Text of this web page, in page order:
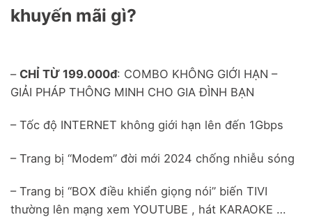
khuyến mãi gì?
– CHỈ TỪ 199.000đ: COMBO KHÔNG GIỚI HẠN –
GIẢI PHÁP THÔNG MINH CHO GIA ĐÌNH BẠN
– Tốc độ INTERNET không giới hạn lên đến 1Gbps
– Trang bị “Modem” đời mới 2024 chống nhiễu sóng
– Trang bị “BOX điều khiển giọng nói” biến TIVI
thường lên mạng xem YOUTUBE , hát KARAOKE …